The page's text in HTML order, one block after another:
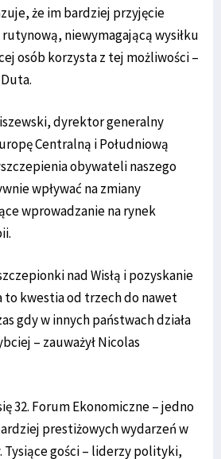
że im bardziej przyjęcie
niewymagającą wysiłku
osób korzysta z tej możliwości –
dyrektor generalny
Centralną i Południową
obywateli naszego
wpływać na zmiany
wprowadzanie na rynek
nad Wisłą i pozyskanie
to kwestia od trzech do nawet
gdy w innych państwach działa
– zauważył Nicolas
32. Forum Ekonomiczne – jedno
prestiżowych wydarzeń w
Tysiące gości – liderzy polityki,